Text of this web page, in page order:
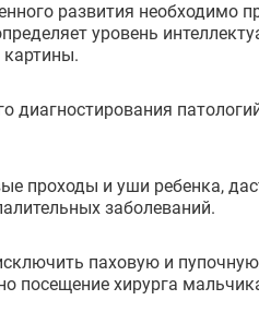
развития необходимо
уровень
картины.
диагностирования
проходы и уши ребенка,
заболеваний.
паховую и
посещение хирурга